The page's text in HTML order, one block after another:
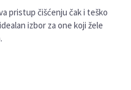
pristup čišćenju čak i teško
izbor za one koji žele